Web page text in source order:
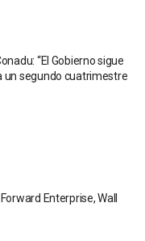
“El Gobierno sigue
un segundo cuatrimestre
Enterprise, Wall